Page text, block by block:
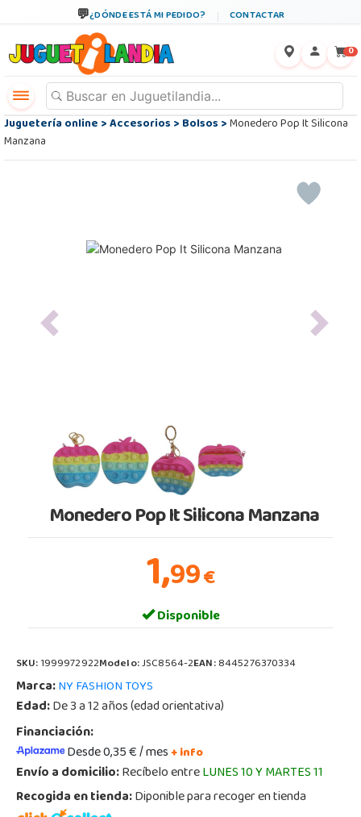
¿DÓNDE ESTÁ MI PEDIDO? CONTACTAR
0
Juguetería online>Accesorios>Bolsos>Monedero Pop It Silicona
Manzana
Previous Next
Monedero Pop It Silicona Manzana
1,99€
Disponible
SKU:1999972922Modelo:JSC8564-2EAN:8445276370334
Marca:NY FASHION TOYS
Edad:De 3 a 12 años (edad orientativa)
Financiación:
Desde 0,35 € / mes+ info
Envío a domicilio:Recíbelo entreLUNES 10 Y MARTES 11
Recogida en tienda:Diponible para recoger en tienda